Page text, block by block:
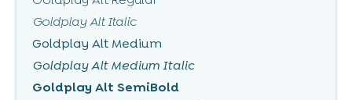
Goldplay Alt Italic
Goldplay Alt Medium
Goldplay Alt Medium Italic
Goldplay Alt SemiBold